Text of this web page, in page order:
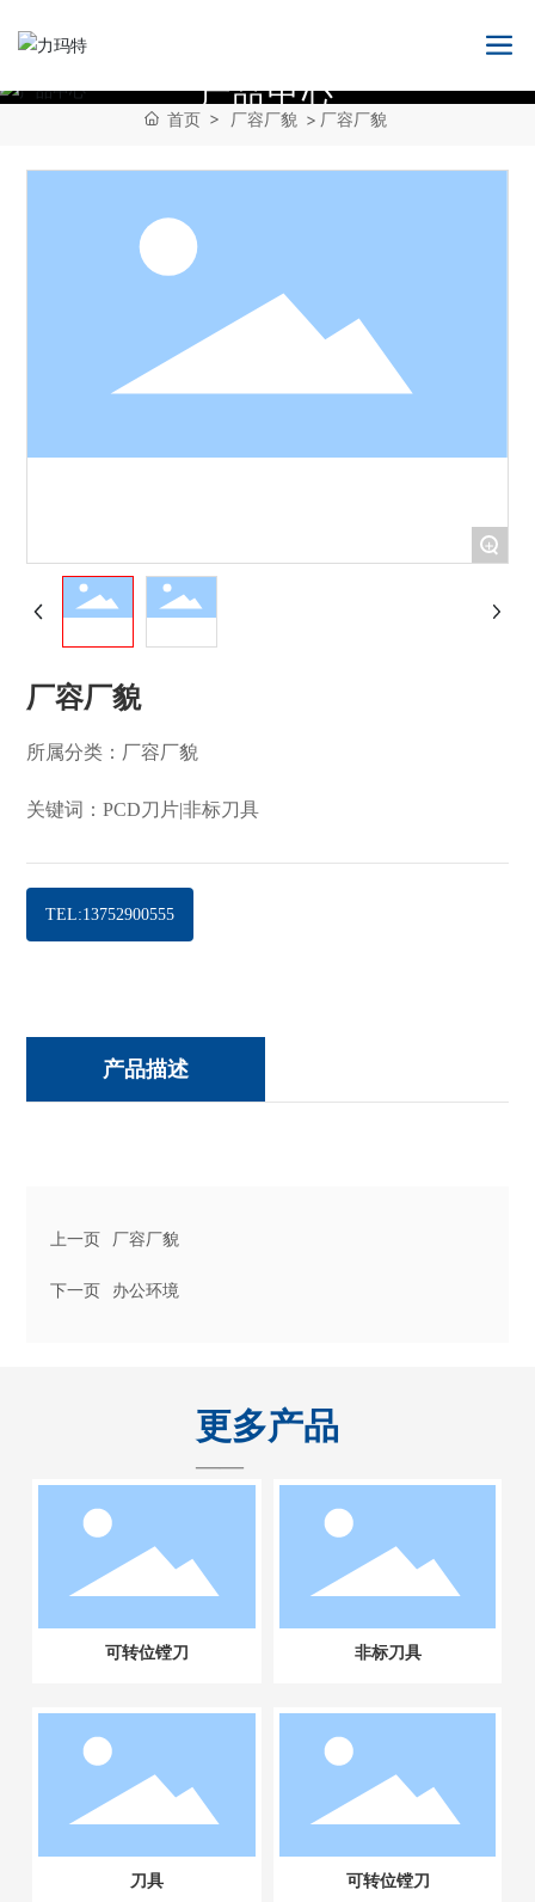
产品中心
首页 厂容厂貌 厂容厂貌
+
厂容厂貌
所属分类： 厂容厂貌
关键词：PCD刀片|非标刀具
TEL:13752900555
产品描述
上一页 厂容厂貌
下一页 办公环境
更多产品
——
可转位镗刀 非标刀具
刀具 可转位镗刀